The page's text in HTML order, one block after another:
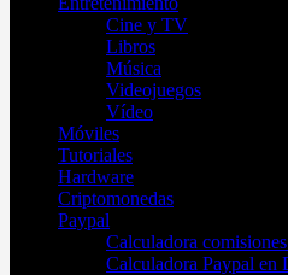
Cine y TV
Libros
Música
Videojuegos
Vídeo
Móviles
Tutoriales
Hardware
Criptomonedas
Paypal
Calculadora
Calculadora Paypal en